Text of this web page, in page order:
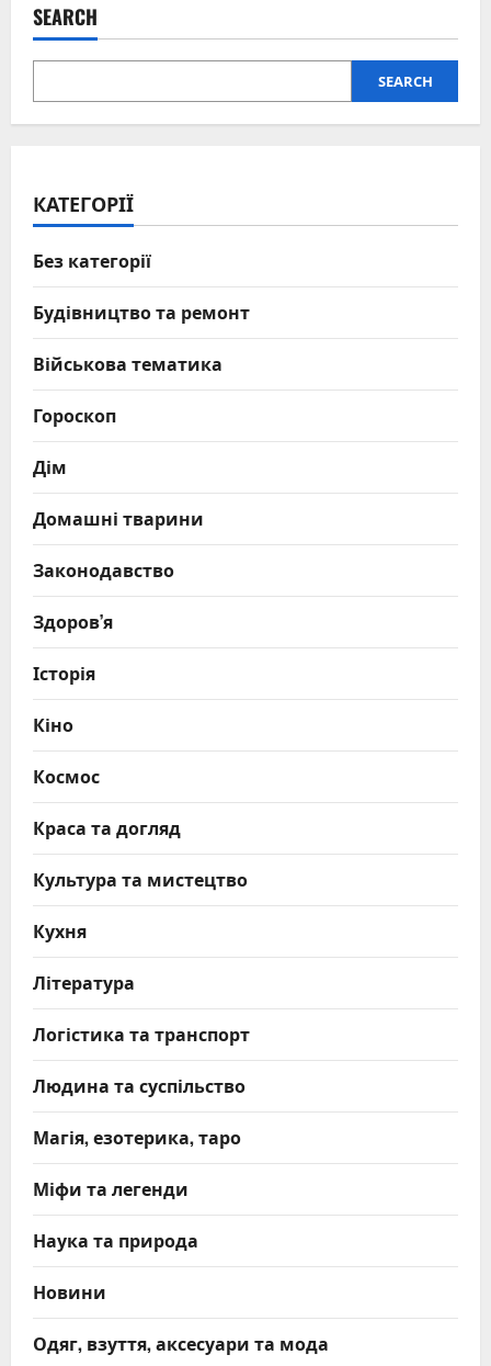
SEARCH
SEARCH
КАТЕГОРІЇ
Без категорії
Будівництво та ремонт
Військова тематика
Гороскоп
Дім
Домашні тварини
Законодавство
Здоров’я
Історія
Кіно
Космос
Краса та догляд
Культура та мистецтво
Кухня
Література
Логістика та транспорт
Людина та суспільство
Магія, езотерика, таро
Міфи та легенди
Наука та природа
Новини
Одяг, взуття, аксесуари та мода